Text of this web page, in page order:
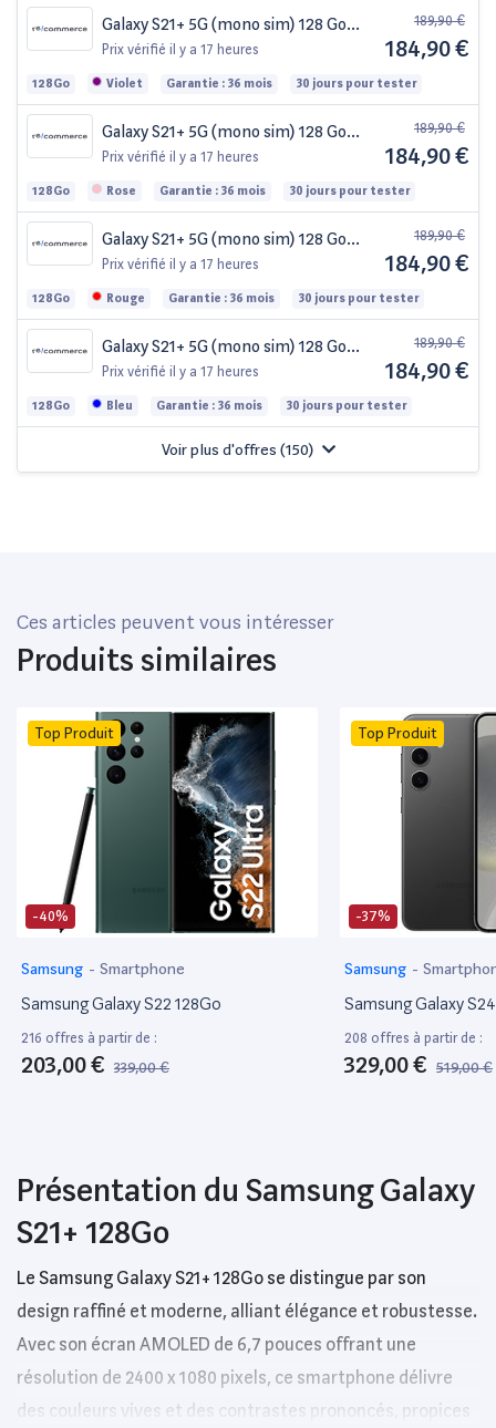
Galaxy S21+ 5G (mono sim) 128 Go
violet reconditionné
Prix vérifié il y a 17 heures
189,90 €
184,90 €
128Go Violet Garantie : 36 mois 30 jours pour tester
Galaxy S21+ 5G (mono sim) 128 Go
rose reconditionné
Prix vérifié il y a 17 heures
189,90 €
184,90 €
128Go Rose Garantie : 36 mois 30 jours pour tester
Galaxy S21+ 5G (mono sim) 128 Go
rouge reconditionné
Prix vérifié il y a 17 heures
189,90 €
184,90 €
128Go Rouge Garantie : 36 mois 30 jours pour tester
Galaxy S21+ 5G (mono sim) 128 Go
bleu clair reconditionné
Prix vérifié il y a 17 heures
189,90 €
184,90 €
128Go Bleu Garantie : 36 mois 30 jours pour tester
Voir plus d'offres (150)
Ces articles peuvent vous intéresser
Produits similaires
-40%
Top Produit
Samsung - Smartphone
Samsung Galaxy S22 128Go
216 offres à partir de :
203,00 € 339,00 €
-37%
Top Produit
Samsung -
Samsung Galaxy
208 offres à partir de :
329,00 € 519,00 €
Présentation du Samsung Galaxy
S21+ 128Go
Le Samsung Galaxy S21+ 128Go se distingue par son
design raffiné et moderne, alliant élégance et robustesse.
Avec son écran AMOLED de 6,7 pouces offrant une
résolution de 2400 x 1080 pixels, ce smartphone délivre
des couleurs vives et des contrastes prononcés, propices